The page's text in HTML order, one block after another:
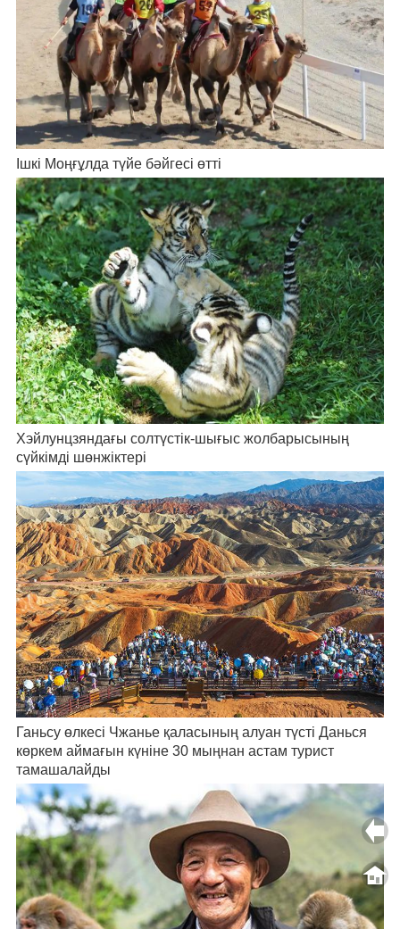
Ішкі Моңғұлда түйе бәйгесі өтті
Хэйлунцзяндағы солтүстік-шығыс жолбарысының
сүйкімді шөнжіктері
Ганьсу өлкесі Чжанье қаласының алуан түсті Данься
көркем аймағын күніне 30 мыңнан астам турист
тамашалайды